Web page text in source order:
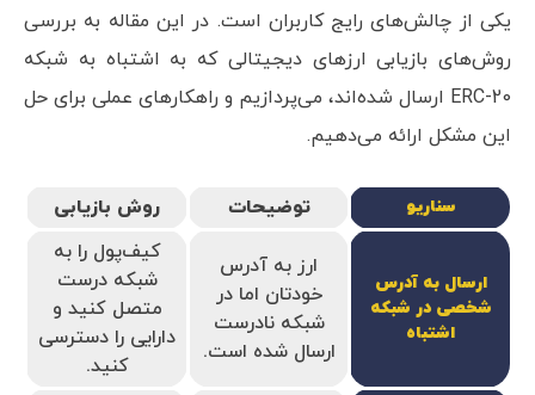
یکی از چالش‌های رایج کاربران است. در این مقاله به بررسی
روش‌های بازیابی ارزهای دیجیتالی که به اشتباه به شبکه
ERC-20 ارسال شده‌اند، می‌پردازیم و راهکارهای عملی برای حل
این مشکل ارائه می‌دهیم.
سناریو توضیحات روش بازیابی
ارسال به آدرس
شخصی در شبکه
اشتباه
ارز به آدرس
خودتان اما در
شبکه نادرست
ارسال شده است.
کیف‌پول را به
شبکه درست
متصل کنید و
دارایی را دسترسی
کنید.